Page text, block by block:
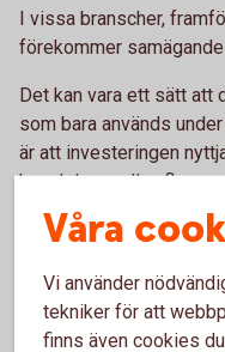
I vissa branscher,
förekommer
Det kan vara ett sätt att
som bara används
är att investeringen
kan delas mellan flera
samägande planering
utrustningen ska
Det finns
Våra
Vi använder
tekniker för att
finns även cookies